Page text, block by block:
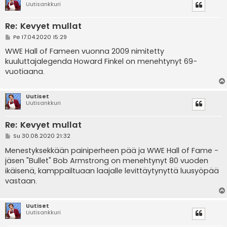
Uutisankkuri
Re: Kevyet mullat
V
e
s
t
i
Pe 17.04.2020 15:29
WWE Hall of Fameen vuonna 2009 nimitetty
kuuluttajalegenda Howard Finkel on menehtynyt 69-
vuotiaana.
Uutiset
Uutisankkuri
Re: Kevyet mullat
V
e
s
t
i
Su 30.08.2020 21:32
Menestyksekkään painiperheen pää ja WWE Hall of Fame -
jäsen "Bullet" Bob Armstrong on menehtynyt 80 vuoden
ikäisenä, kamppailtuaan laajalle levittäytynyttä luusyöpää
vastaan.
Uutiset
Uutisankkuri